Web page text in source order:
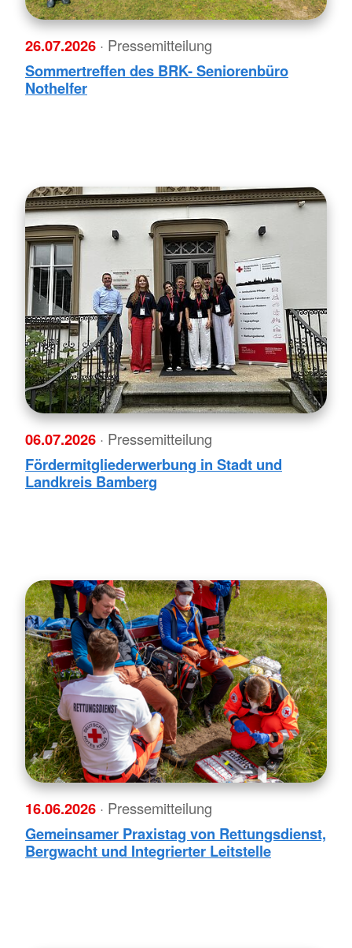
26.07.2026 · Pressemitteilung
Sommertreffen des BRK- Seniorenbüro
Nothelfer
06.07.2026 · Pressemitteilung
Fördermitgliederwerbung in Stadt und
Landkreis Bamberg
16.06.2026 · Pressemitteilung
Gemeinsamer Praxistag von Rettungsdienst,
Bergwacht und Integrierter Leitstelle